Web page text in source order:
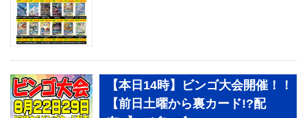
【本日14時】ビンゴ大会開催！！
【前日土曜から裏カード!?配